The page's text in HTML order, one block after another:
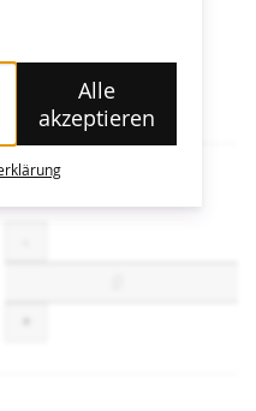
an der Kassa im
Alle
akzeptieren